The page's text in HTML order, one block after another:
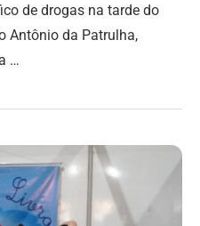
de drogas na tarde do
Antônio da Patrulha,
…